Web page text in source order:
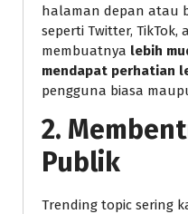
halaman depan atau
seperti Twitter,
membuatnya lebih
mendapat perhatian
pengguna biasa
2.
Publik
Trending topic sering